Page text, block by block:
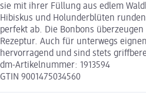
sie mit ihrer Füllung aus edlem
Hibiskus und Holunderblüten
perfekt ab. Die Bonbons
Rezeptur. Auch für unterwegs
hervorragend und sind stets
dm-Artikelnummer: 1913594
GTIN 9001475034560